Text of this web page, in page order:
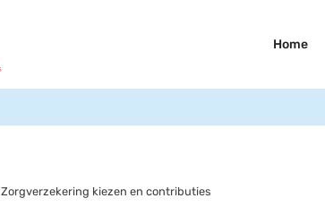
Home
Zorgverzekering kiezen en contributies